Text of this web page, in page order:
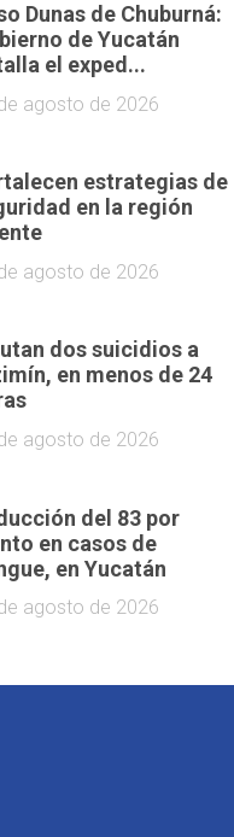
Dunas de Chuburná:
de Yucatán
el exped...
agosto de 2026
estrategias de
en la región
agosto de 2026
dos suicidios a
en menos de 24
agosto de 2026
del 83 por
en casos de
en Yucatán
agosto de 2026